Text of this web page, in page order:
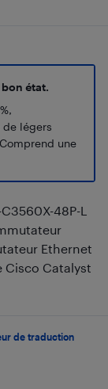
bon état.
légers
une
48P-L
Ethernet
Cisco Catalyst
de traduction